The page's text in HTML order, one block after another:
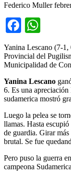
Federico Muller
Yanina Lescano (7-
Provincial del
Municipalidad de
Yanina Lescano
6. Es una
sudamerica mostró
Luego la pelea se
llamas. Hasta
de guardia. Girar
brutal. Se fue
Pero puso la guerra
campeona